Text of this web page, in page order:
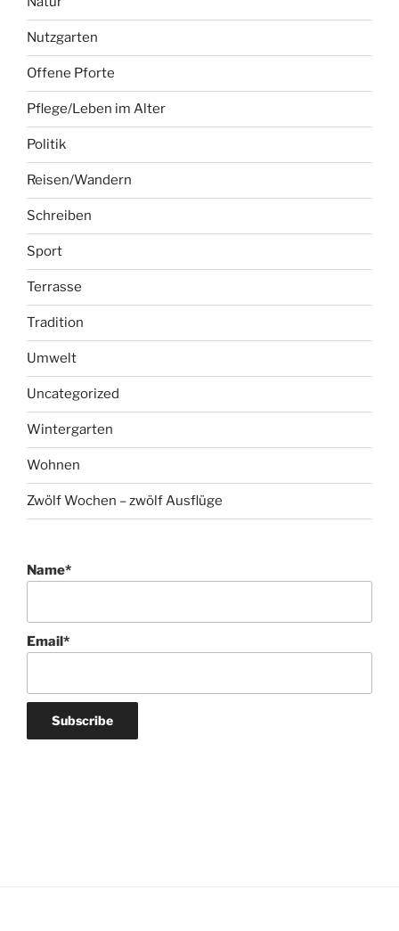
Nutzgarten
Offene Pforte
Pflege/Leben im Alter
Politik
Reisen/Wandern
Schreiben
Sport
Terrasse
Tradition
Umwelt
Uncategorized
Wintergarten
Wohnen
Zwölf Wochen – zwölf Ausflüge
Name*
Email*